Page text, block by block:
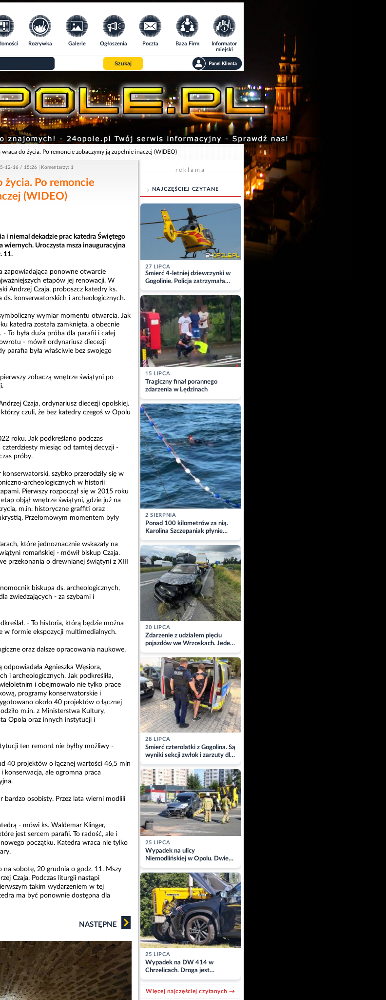
Rozrywka Galerie Ogłoszenia Poczta Baza Firm
Informator
miejski
Szukaj
do życia. Po remoncie zobaczymy ją zupełnie inaczej (WIDEO)
12-16 / 15:26 Komentarzy: 1
życia. Po remoncie
(WIDEO)
i niemal dekadzie prac katedra Świętego
wiernych. Uroczysta msza inauguracyjna
11.
zapowiadająca ponowne otwarcie
etapów jej renowacji. W
Andrzej Czaja, proboszcz katedry ks.
ds. konserwatorskich i archeologicznych.
wymiar momentu otwarcia. Jak
katedra została zamknięta, a obecnie
To była duża próba dla parafii i całej
- mówił ordynariusz diecezji
parafia była właściwie bez swojego
zobaczą wnętrze świątyni po
Czaja, ordynariusz diecezji opolskiej.
czuli, że bez katedry czegoś w Opolu
roku. Jak podkreślano podczas
czterdziesty miesiąc od tamtej decyzji -
próby.
szybko przerodziły się w
archeologicznych w historii
Pierwszy rozpoczął się w 2015 roku
objął wnętrze świątyni, gdzie już na
m.in. historyczne graffiti oraz
Przełomowym momentem były
które jednoznacznie wskazały na
romańskiej - mówił biskup Czaja.
przekonania o drewnianej świątyni z XIII
biskupa ds. archeologicznych,
zwiedzających - za szybami i
- To historia, którą będzie można
w formie ekspozycji multimedialnych.
oraz dalsze opracowania naukowe.
Agnieszka Węsiora,
i archeologicznych. Jak podkreśliła,
i obejmowało nie tylko prace
programy konserwatorskie i
około 40 projektów o łącznej
m.in. z Ministerstwa Kultury,
Opola oraz innych instytucji i
ten remont nie byłby możliwy -
40 projektów o łącznej wartości 46,5 mln
konserwacja, ale ogromna praca
osobisty. Przez lata wierni modlili
- mówi ks. Waldemar Klinger,
jest sercem parafii. To radość, ale i
początku. Katedra wraca nie tylko
sobotę, 20 grudnia o godz. 11. Mszy
Czaja. Podczas liturgii nastąpi
takim wydarzeniem w tej
ma być ponownie dostępna dla
NASTĘPNE
reklama
NAJCZĘŚCIEJ CZYTANE
27 LIPCA
Śmierć 4-letniej dziewczynki w
Gogolinie. Policja zatrzymała
matkę
15 LIPCA
Tragiczny finał porannego
zdarzenia w Lędzinach
2 SIERPNIA
Ponad 100 kilometrów za nią.
Karolina Szczepaniak płynie
przez Bałtyk dla Piotra.
Aktualizacja
20 LIPCA
Zdarzenie z udziałem pięciu
pojazdów we Wrzoskach. Jeden
z kierowców zabrany w
kajdankach
28 LIPCA
Śmierć czterolatki z Gogolina. Są
wyniki sekcji zwłok i zarzuty dla
matki
25 LIPCA
Wypadek na ulicy
Niemodlińskiej w Opolu. Dwie
osoby w szpitalu
25 LIPCA
Wypadek na DW 414 w
Chrzelicach. Droga jest
zablokowana
Więcej najczęściej czytanych →